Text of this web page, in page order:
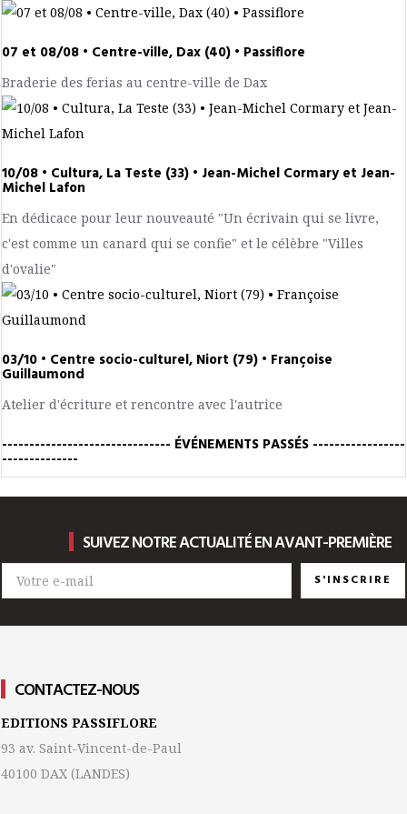
07 et 08/08 • Centre-ville, Dax (40) • Passiflore
Braderie des ferias au centre-ville de Dax
10/08 • Cultura, La Teste (33) • Jean-Michel Cormary et Jean-
Michel Lafon
En dédicace pour leur nouveauté "Un écrivain qui se livre,
c'est comme un canard qui se confie" et le célèbre "Villes
d'ovalie"
03/10 • Centre socio-culturel, Niort (79) • Françoise
Guillaumond
Atelier d'écriture et rencontre avec l'autrice
------------------------------- ÉVÉNEMENTS PASSÉS -----------------
--------------
SUIVEZ NOTRE ACTUALITÉ EN AVANT-PREMIÈRE
S'INSCRIRE
CONTACTEZ-NOUS
EDITIONS PASSIFLORE
93 av. Saint-Vincent-de-Paul
40100 DAX (LANDES)